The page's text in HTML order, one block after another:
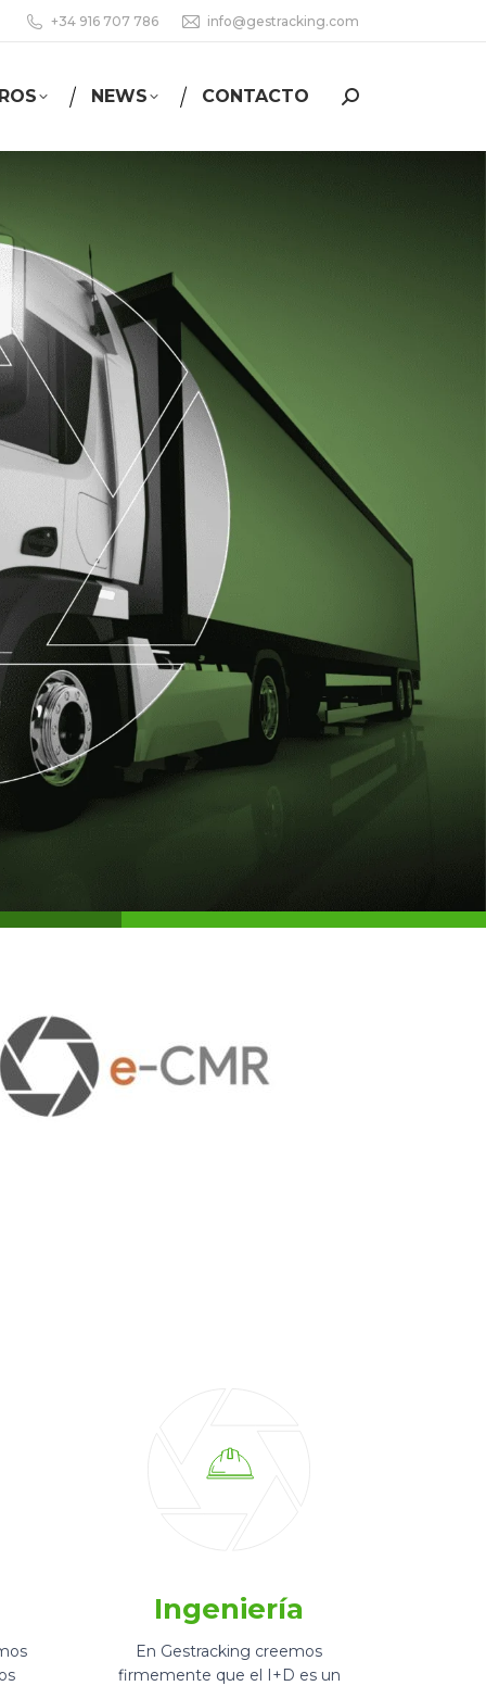
+34 916 707 786 info@gestracking.com
NEWS CONTACTO Buscar:
Ingeniería
En Gestracking creemos
firmemente que el I+D es un